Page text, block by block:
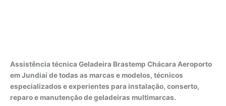
Assistência técnica Geladeira Brastemp Chácara Aeroporto
em Jundiaí de todas as marcas e modelos, técnicos
especializados e experientes para instalação, conserto,
reparo e manutenção de geladeiras multimarcas.